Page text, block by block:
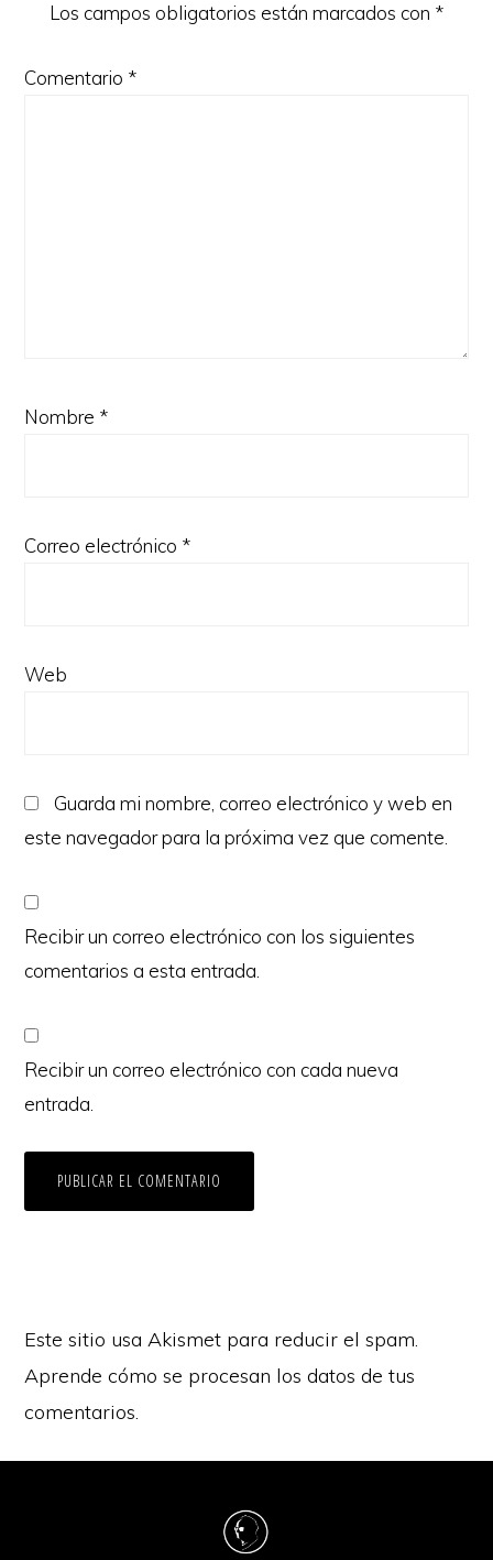
Los campos obligatorios están marcados con *
Comentario *
Nombre *
Correo electrónico *
Web
Guarda mi nombre, correo electrónico y web en
este navegador para la próxima vez que comente.
Recibir un correo electrónico con los siguientes
comentarios a esta entrada.
Recibir un correo electrónico con cada nueva
entrada.
Este sitio usa Akismet para reducir el spam.
Aprende cómo se procesan los datos de tus
comentarios.